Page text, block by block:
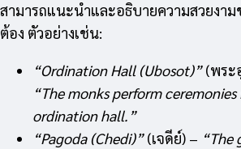
สามารถแนะนำและอธิบายความสวยงาม
ต้อง ตัวอย่างเช่น:
“Ordination Hall (Ubosot)”(พระ
“The monks perform
ordination hall.”
“Pagoda (Chedi)”(เจดีย์) – “The